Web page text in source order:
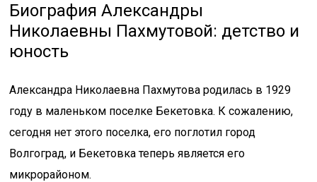
Биография Александры
Николаевны Пахмутовой: детство и
юность
Александра Николаевна Пахмутова родилась в 1929
году в маленьком поселке Бекетовка. К сожалению,
сегодня нет этого поселка, его поглотил город
Волгоград, и Бекетовка теперь является его
микрорайоном.